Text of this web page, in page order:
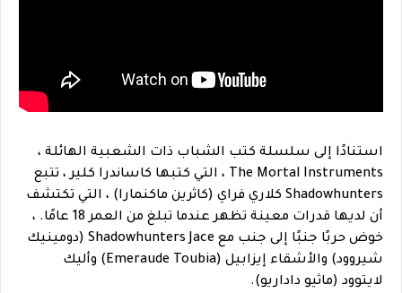
استنادًا إلى سلسلة كتب الشباب ذات الشعبية الهائلة ،
The Mortal Instruments ، التي كتبها كاساندرا كلير ، تتبع
Shadowhunters كلاري فراي (كاثرين ماكنمارا) ، التي تكتشف
أن لديها قدرات معينة تظهر عندما تبلغ من العمر 18 عامًا. ،
خوض حربًا جنبًا إلى جنب مع Shadowhunters Jace (دومينيك
شيروود) والأشقاء إيزابيل (Emeraude Toubia) وأليك
لايتوود (ماثيو داداريو).